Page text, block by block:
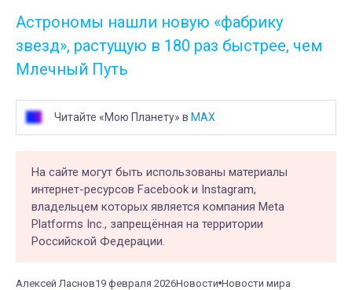
Астрономы нашли новую «фабрику
звезд», растущую в 180 раз быстрее, чем
Млечный Путь
Читайте «Мою Планету» в MAX
На сайте могут быть использованы материалы
интернет-ресурсов Facebook и Instagram,
владельцем которых является компания Meta
Platforms Inc., запрещённая на территории
Российской Федерации.
Алексей Ласнов19 февраля 2026Новости Новости мира